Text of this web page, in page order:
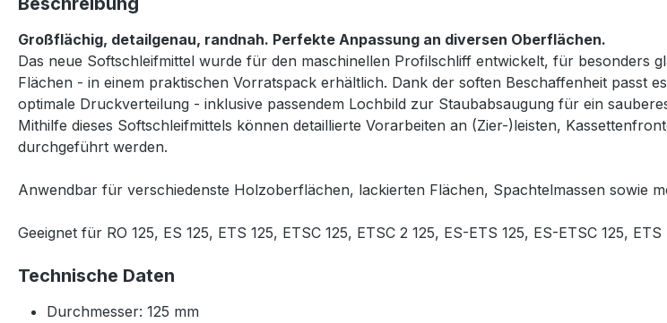
Großflächig, detailgenau, randnah. Perfekte Anpassung an diversen Oberflächen.
Das neue Softschleifmittel wurde für den maschinellen Profilschliff entwickelt, für besonders
Flächen - in einem praktischen Vorratspack erhältlich. Dank der soften Beschaffenheit passt
optimale Druckverteilung - inklusive passendem Lochbild zur Staubabsaugung für ein
Mithilfe dieses Softschleifmittels können detaillierte Vorarbeiten an (Zier-)leisten,
durchgeführt werden.
Anwendbar für verschiedenste Holzoberflächen, lackierten Flächen, Spachtelmassen sowie
Geeignet für RO 125, ES 125, ETS 125, ETSC 125, ETSC 2 125, ES-ETS 125, ES-ETSC 125, ETS
Technische Daten
Durchmesser: 125 mm